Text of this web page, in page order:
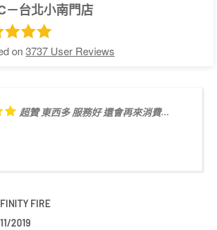
－台北小南門店
on3737 User Reviews
超贊 東西多 服務好 還會再來消費...
FIRE
2019